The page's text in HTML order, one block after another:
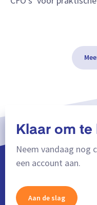
Klaar om te
Neem vandaag nog
een account aan.
Aan de slag